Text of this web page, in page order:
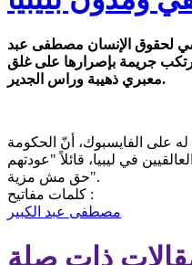
لحقوق الإنسان مصطفى عبد
اِرتكب جريمة بإصرارها على غلق
معبري ذهيبة وراس الجدير.
على الفايسبوك، أنّ الحكومة
في ليبيا، قائلاً "عودتهم
حق مش مزية".
كلمات مفاتيح :
مصطفى عبد الكبير
ذات صلة